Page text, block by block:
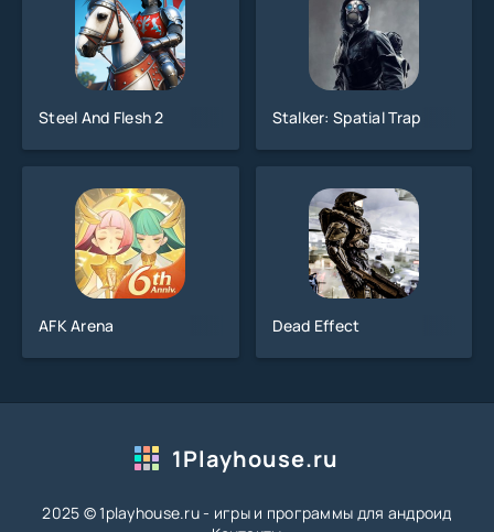
Steel And Flesh 2 Stalker: Spatial Trap
AFK Arena Dead Effect
1Playhouse.ru
2025 © 1playhouse.ru - игры и программы для андроид